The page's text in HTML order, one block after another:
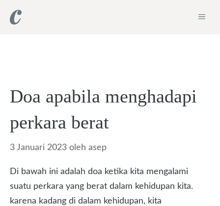
Doa apabila menghadapi
perkara berat
3 Januari 2023 oleh asep
Di bawah ini adalah doa ketika kita mengalami
suatu perkara yang berat dalam kehidupan kita.
karena kadang di dalam kehidupan, kita